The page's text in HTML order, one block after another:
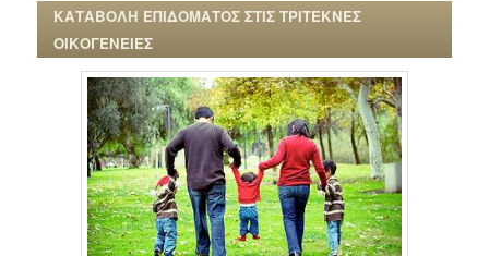
ΚΑΤΑΒΟΛΗ ΕΠΙΔΟΜΑΤΟΣ ΣΤΙΣ ΤΡΙΤΕΚΝΕΣ
ΟΙΚΟΓΕΝΕΙΕΣ